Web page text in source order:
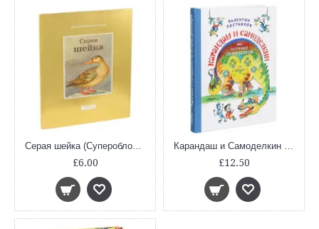
Серая шейка (Суперобложка)
£6.00
Карандаш и Самоделкин на Острове Динозавров
£12.50